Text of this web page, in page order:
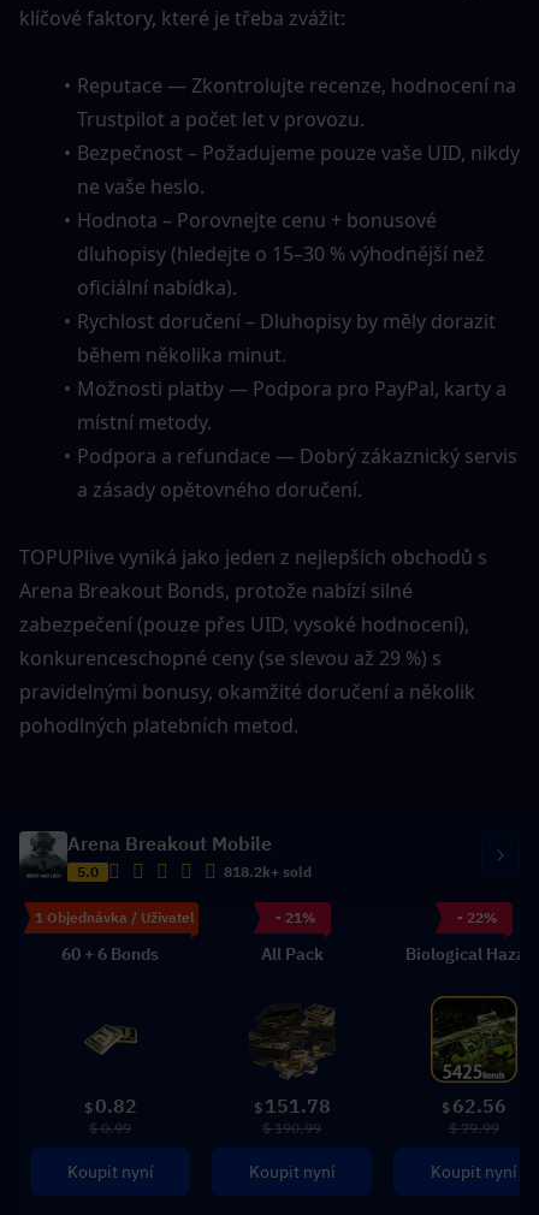
klíčové faktory, které je třeba zvážit:
Reputace — Zkontrolujte recenze, hodnocení na
Trustpilot a počet let v provozu.
Bezpečnost – Požadujeme pouze vaše UID, nikdy
ne vaše heslo.
Hodnota – Porovnejte cenu + bonusové
dluhopisy (hledejte o 15–30 % výhodnější než
oficiální nabídka).
Rychlost doručení – Dluhopisy by měly dorazit
během několika minut.
Možnosti platby — Podpora pro PayPal, karty a
místní metody.
Podpora a refundace — Dobrý zákaznický servis
a zásady opětovného doručení.
TOPUPlive vyniká jako jeden z nejlepších obchodů s
Arena Breakout Bonds, protože nabízí silné
zabezpečení (pouze přes UID, vysoké hodnocení),
konkurenceschopné ceny (se slevou až 29 %) s
pravidelnými bonusy, okamžité doručení a několik
pohodlných platebních metod.
Arena Breakout Mobile
5.0 818.2k+ sold
1 Objednávka / Uživatel
60 + 6 Bonds
$ 0.82
$ 0.99
Koupit nyní
- 21%
All Pack
$ 151.78
$ 190.99
Koupit nyní
- 22%
Biological
$ 62.56
$ 79.99
Koupit nyní